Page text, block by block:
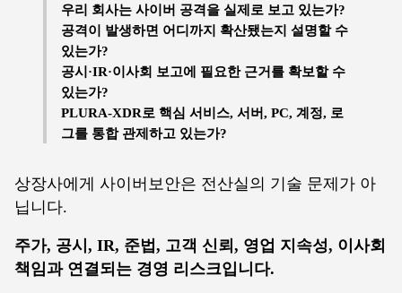
우리 회사는 사이버 공격을 실제로 보고 있는가?
공격이 발생하면 어디까지 확산됐는지 설명할 수
있는가?
공시·IR·이사회 보고에 필요한 근거를 확보할 수
있는가?
PLURA-XDR로 핵심 서비스, 서버, PC, 계정, 로
그를 통합 관제하고 있는가?
상장사에게 사이버보안은 전산실의 기술 문제가 아
닙니다.
주가, 공시, IR, 준법, 고객 신뢰, 영업 지속성, 이사회
책임과 연결되는 경영 리스크입니다.